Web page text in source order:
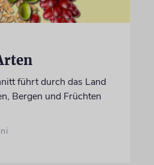
führt durch das Land
Bergen und Früchten